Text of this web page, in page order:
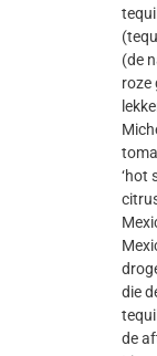
(de
roze
‘hot
die
de